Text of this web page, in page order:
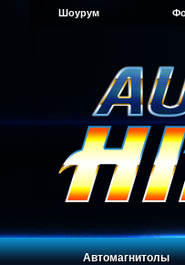
Шоурум
Автомагнитолы